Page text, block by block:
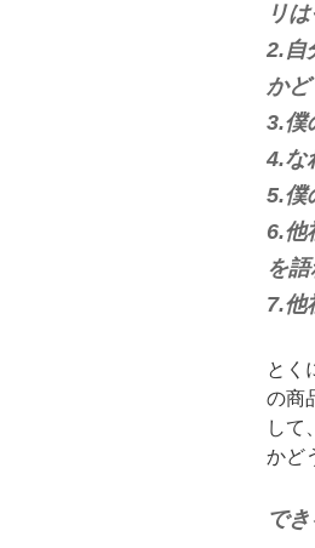
リ
2.自
か
3.僕
4.な
5.僕
6.他
を
7.他
とく
の商
して
かど
で